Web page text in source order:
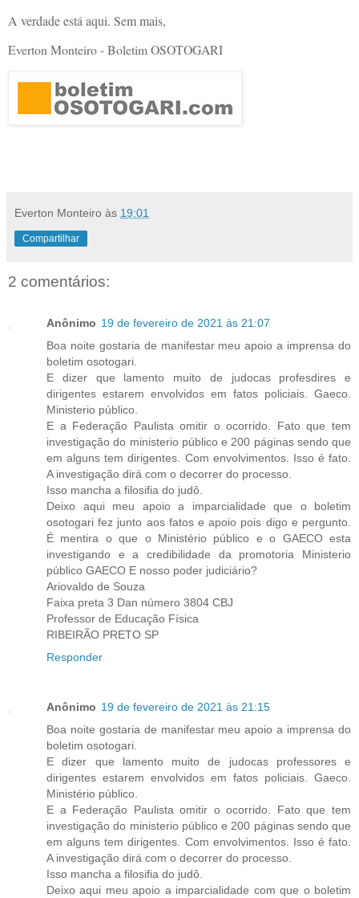
A verdade está aqui. Sem mais,
Everton Monteiro - Boletim OSOTOGARI
Everton Monteiro às 19:01
Compartilhar
2 comentários:
Anônimo 19 de fevereiro de 2021 às 21:07
Boa noite gostaria de manifestar meu apoio a imprensa do
boletim osotogari.
E dizer que lamento muito de judocas profesdires e
dirigentes estarem envolvidos em fatos policiais. Gaeco.
Ministerio público.
E a Federação Paulista omitir o ocorrido. Fato que tem
investigação do ministerio público e 200 páginas sendo que
em alguns tem dirigentes. Com envolvimentos. Isso é fato.
A investigação dirá com o decorrer do processo.
Isso mancha a filosifia do judô.
Deixo aqui meu apoio a imparcialidade que o boletim
osotogari fez junto aos fatos e apoio pois digo e pergunto.
É mentira o que o Ministério público e o GAECO esta
investigando e a credibilidade da promotoria Ministerio
público GAECO E nosso poder judiciário?
Ariovaldo de Souza
Faixa preta 3 Dan número 3804 CBJ
Professor de Educação Física
RIBEIRÃO PRETO SP
Responder
Anônimo 19 de fevereiro de 2021 às 21:15
Boa noite gostaria de manifestar meu apoio a imprensa do
boletim osotogari.
E dizer que lamento muito de judocas professores e
dirigentes estarem envolvidos em fatos policiais. Gaeco.
Ministério público.
E a Federação Paulista omitir o ocorrido. Fato que tem
investigação do ministerio público e 200 páginas sendo que
em alguns tem dirigentes. Com envolvimentos. Isso é fato.
A investigação dirá com o decorrer do processo.
Isso mancha a filosifia do judô.
Deixo aqui meu apoio a imparcialidade com que o boletim